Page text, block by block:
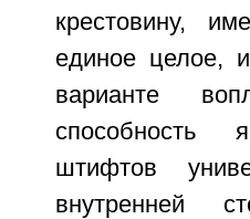
крестовину,
единое целое,
варианте
способность
штифтов
внутренней